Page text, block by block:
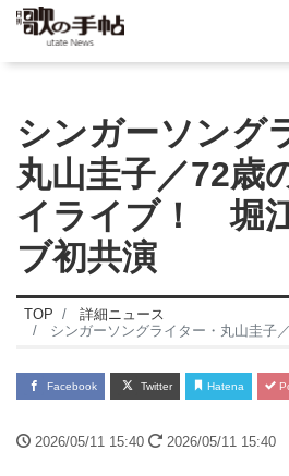
シンガーソング
丸山圭子／72歳
イライブ！ 堀
ブ初共演
TOP
詳細ニュース
シンガーソングライター・丸山圭子／72歳のバー
Facebook Twitter Hatena
2026/05/11 15:40 2026/05/11 15:40